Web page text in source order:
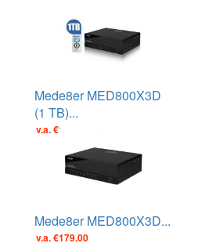
Mede8er MED800X3D
(1 TB)...
v.a. €174.30
Mede8er MED800X3D...
v.a. €179.00